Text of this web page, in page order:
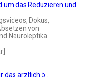
um das Reduzieren und
Dokus,
von
Neuroleptika
das ärztlich b…